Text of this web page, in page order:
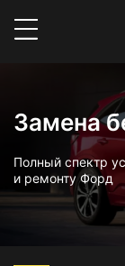
Замена
Полный спектр
и ремонту Форд